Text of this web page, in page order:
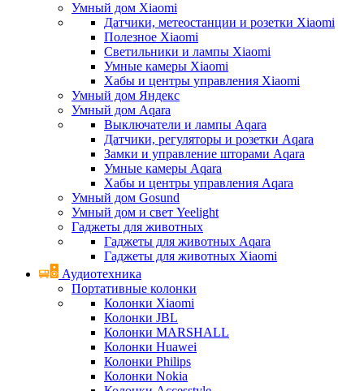
Умный дом Xiaomi
Датчики, метеостанции и розетки Xiaomi
Полезное Xiaomi
Светильники и лампы Xiaomi
Умные камеры Xiaomi
Хабы и центры управления Xiaomi
Умный дом Яндекс
Умный дом Aqara
Выключатели и лампы Aqara
Датчики, регуляторы и розетки Aqara
Замки и управление шторами Aqara
Умные камеры Aqara
Хабы и центры управления Aqara
Умный дом Gosund
Умный дом и свет Yeelight
Гаджеты для животных
Гаджеты для животных Aqara
Гаджеты для животных Xiaomi
Аудиотехника
Портативные колонки
Колонки Xiaomi
Колонки JBL
Колонки MARSHALL
Колонки Huawei
Колонки Philips
Колонки Nokia